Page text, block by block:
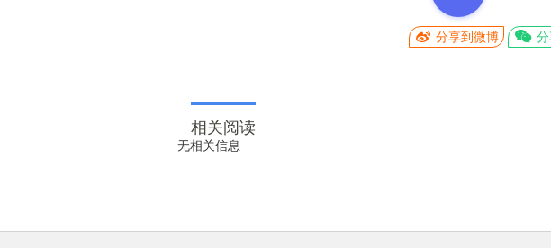
分享到微博
相关阅读
无相关信息